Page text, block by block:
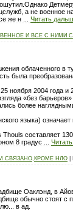
а не военное
же н
Читать
И ВСЕ С НИМИ
облаченного в
была
ноября 2004 года
«без
более
языка) означает
Thouls составляет
8 градус
СВЯЗАНО,КРОМЕ НЛО
Оаклэнд, в
обычно стоят с
в ад.